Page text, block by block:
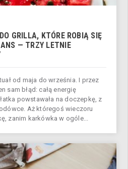
GRILLA, KTÓRE ROBIĄ SIĘ
— TRZY LETNIE
od maja do września. I przez
sam błąd: całą energię
powstawała na doczepkę, z
Aż któregoś wieczoru
zanim karkówka w ogóle...